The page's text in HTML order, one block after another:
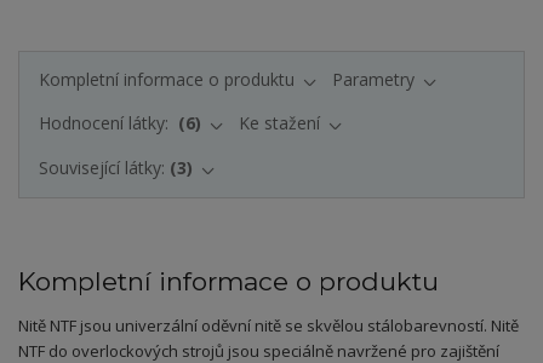
Kompletní informace o produktu
Parametry
Hodnocení látky:
6
Ke stažení
Související látky: 3
Kompletní informace o produktu
Nitě NTF jsou univerzální oděvní nitě se skvělou stálobarevností. Nitě
NTF do overlockových strojů jsou speciálně navržené pro zajištění